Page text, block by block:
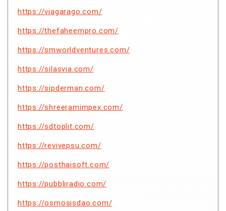
https://viagarago.com/
https://thefaheempro.com/
https://smworldventures.com/
https://silasvia.com/
https://sipderman.com/
https://shreeramimpex.com/
https://sdtoplit.com/
https://revivepsu.com/
https://posthaisoft.com/
https://pubbliradio.com/
https://osmosisdao.com/